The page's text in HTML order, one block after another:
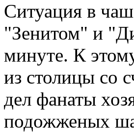
Ситуация в
"Зенитом" и
минуте. К
из столицы со
дел фанаты
подожженых